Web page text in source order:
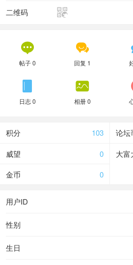

二维码

帖子 0

回复 1

日志 0

相册 0
103
积分 论坛
0
威望
大富
0
金币
用户ID
性别
生日